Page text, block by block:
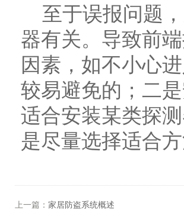
至于误报问题，
器有关。导致前
因素，如不小心
较易避免的；二
适合安装某类探
是尽量选择适合
上一篇： 家居防盗系统概述